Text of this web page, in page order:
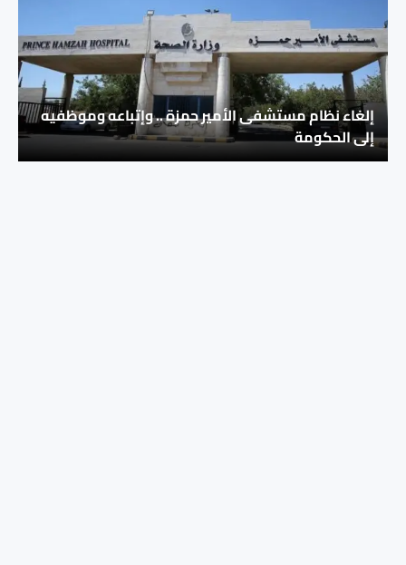
إلغاء نظام مستشفى الأمير حمزة .. وإتباعه وموظفيه
إلى الحكومة